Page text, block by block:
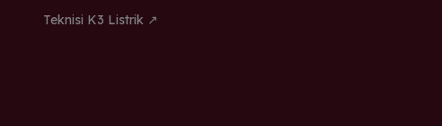
Teknisi K3 Listrik ↗